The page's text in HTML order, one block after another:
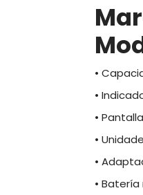
•
•
•
•
•
•